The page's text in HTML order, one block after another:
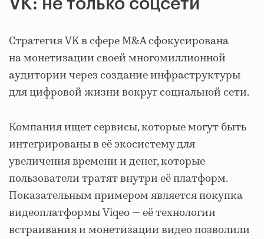
VK: не только соцсети
Стратегия VK в сфере M&A сфокусирована
на монетизации своей многомиллионной
аудитории через создание инфраструктуры
для цифровой жизни вокруг социальной сети.
Компания ищет сервисы, которые могут быть
интегрированы в её экосистему для
увеличения времени и денег, которые
пользователи тратят внутри её платформ.
Показательным примером является покупка
видеоплатформы Viqeo — её технологии
встраивания и монетизации видео позволили